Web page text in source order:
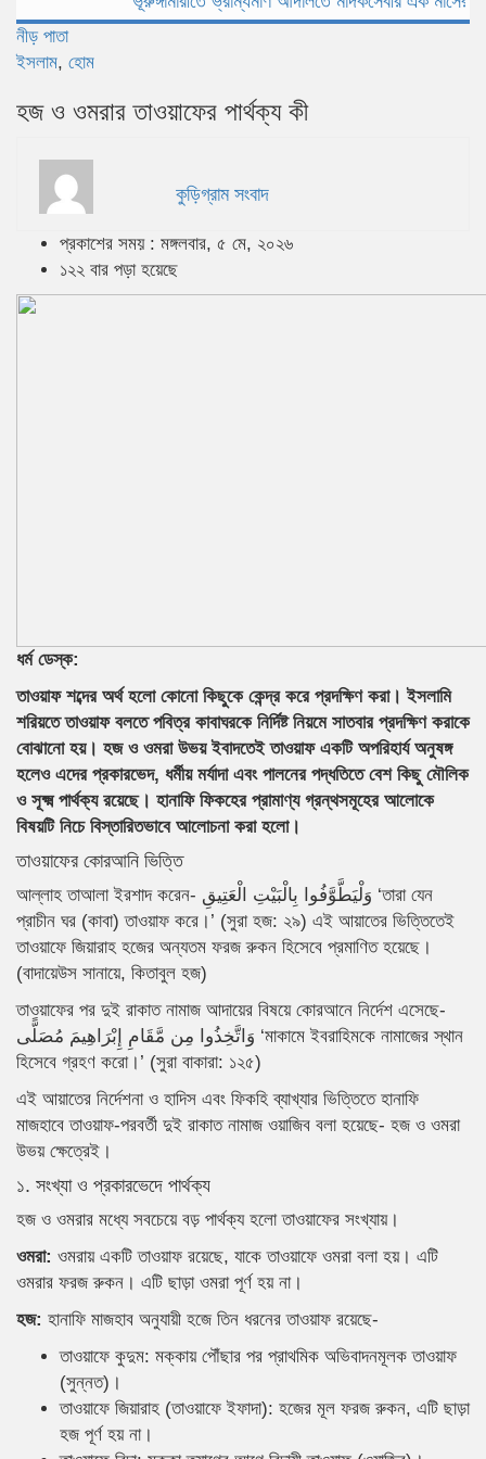
নীড় পাতা
ইসলাম, হোম
হজ ও ওমরার তাওয়াফের পার্থক্য কী
কুড়িগ্রাম সংবাদ
প্রকাশের সময় : মঙ্গলবার, ৫ মে, ২০২৬
১২২ বার পড়া হয়েছে
ধর্ম ডেস্ক:
তাওয়াফ শব্দের অর্থ হলো কোনো কিছুকে কেন্দ্র করে প্রদক্ষিণ করা। ইসলামি
শরিয়তে তাওয়াফ বলতে পবিত্র কাবাঘরকে নির্দিষ্ট নিয়মে সাতবার প্রদক্ষিণ করাকে
বোঝানো হয়। হজ ও ওমরা উভয় ইবাদতেই তাওয়াফ একটি অপরিহার্য অনুষঙ্গ
হলেও এদের প্রকারভেদ, ধর্মীয় মর্যাদা এবং পালনের পদ্ধতিতে বেশ কিছু মৌলিক
ও সূক্ষ্ম পার্থক্য রয়েছে। হানাফি ফিকহের প্রামাণ্য গ্রন্থসমূহের আলোকে
বিষয়টি নিচে বিস্তারিতভাবে আলোচনা করা হলো।
তাওয়াফের কোরআনি ভিত্তি
আল্লাহ তাআলা ইরশাদ করেন- وَلْيَطَّوَّفُوا بِالْبَيْتِ الْعَتِيقِ ‘তারা যেন
প্রাচীন ঘর (কাবা) তাওয়াফ করে।’ (সুরা হজ: ২৯) এই আয়াতের ভিত্তিতেই
তাওয়াফে জিয়ারাহ হজের অন্যতম ফরজ রুকন হিসেবে প্রমাণিত হয়েছে।
(বাদায়েউস সানায়ে, কিতাবুল হজ)
তাওয়াফের পর দুই রাকাত নামাজ আদায়ের বিষয়ে কোরআনে নির্দেশ এসেছে-
وَاتَّخِذُوا مِن مَّقَامِ إِبْرَاهِيمَ مُصَلًّى ‘মাকামে ইবরাহিমকে নামাজের স্থান
হিসেবে গ্রহণ করো।’ (সুরা বাকারা: ১২৫)
এই আয়াতের নির্দেশনা ও হাদিস এবং ফিকহি ব্যাখ্যার ভিত্তিতে হানাফি
মাজহাবে তাওয়াফ-পরবর্তী দুই রাকাত নামাজ ওয়াজিব বলা হয়েছে- হজ ও ওমরা
উভয় ক্ষেত্রেই।
১. সংখ্যা ও প্রকারভেদে পার্থক্য
হজ ও ওমরার মধ্যে সবচেয়ে বড় পার্থক্য হলো তাওয়াফের সংখ্যায়।
ওমরা: ওমরায় একটি তাওয়াফ রয়েছে, যাকে তাওয়াফে ওমরা বলা হয়। এটি
ওমরার ফরজ রুকন। এটি ছাড়া ওমরা পূর্ণ হয় না।
হজ: হানাফি মাজহাব অনুযায়ী হজে তিন ধরনের তাওয়াফ রয়েছে-
তাওয়াফে কুদুম: মক্কায় পৌঁছার পর প্রাথমিক অভিবাদনমূলক তাওয়াফ
(সুন্নত)।
তাওয়াফে জিয়ারাহ (তাওয়াফে ইফাদা): হজের মূল ফরজ রুকন, এটি ছাড়া
হজ পূর্ণ হয় না।